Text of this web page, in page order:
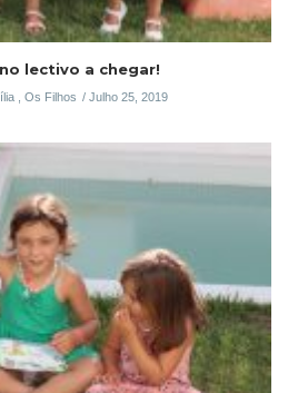
lectivo a chegar!
, Os Filhos Julho 25, 2019